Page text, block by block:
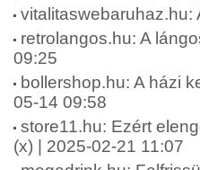
vitalitaswebaruhaz.hu:
retrolangos.hu: A
09:25
bollershop.hu: A házi
05-14 09:58
store11.hu: Ezért
(x) | 2025-02-21 11:07